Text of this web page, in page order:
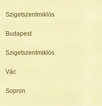
Szigetszentmiklós
Budapest
Szigetszentmiklós
Vác
Sopron